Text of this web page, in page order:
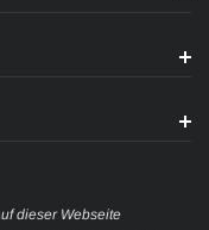
dieser Webseite